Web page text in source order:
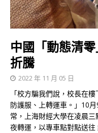
中國「動態清
折騰
2022 年 11 月 05 日
「校方騙我們說，校長在
防護服、上轉運車。」10
常，上海財經大學在凌晨
夜轉運，以專車點對點送往